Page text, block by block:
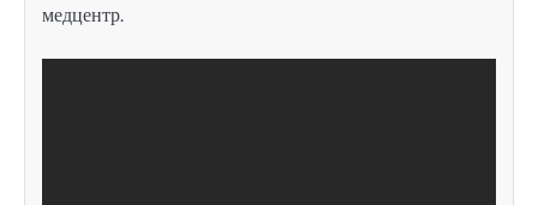
медцентр.